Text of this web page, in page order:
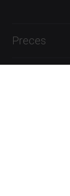
Preces